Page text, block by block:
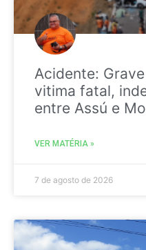
Acidente:
vitima fatal,
entre Assú e
VER MATÉRIA »
7 de agosto de 2026